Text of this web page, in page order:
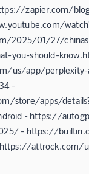
zapier.com/
2025/01/27/
you-should-
us/app/perplexity-
-
store/apps/
- https://
- https://
https://attrock.com/